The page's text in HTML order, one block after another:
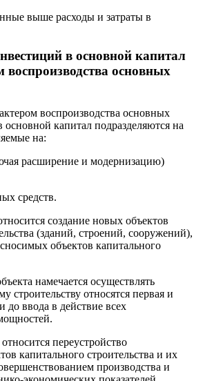
выше расходы и затраты в
в основной капитал
воспроизводства основных
воспроизводства основных
капитал подразделяются на
на:
расширение и модернизацию)
средств.
создание новых объектов
(зданий, строений, сооружений),
объектов капитального
намечается осуществлять
строительству относятся первая и
до ввода в действие всех
переустройство
капитального строительства и их
производства и